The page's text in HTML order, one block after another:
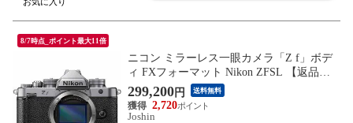
8/7時点_ポイント最大11倍
ニコン ミラーレス一眼カメラ「Z f」ボデ
ィ FXフォーマット Nikon ZFSL 【返品種
別A】
299,200円 送料無料
2,720
Joshin